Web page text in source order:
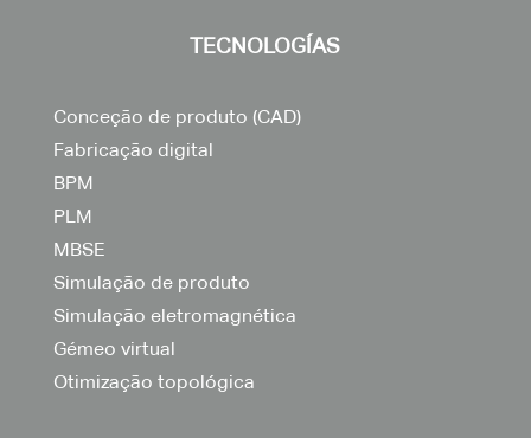
TECNOLOGÍAS
Conceção de produto (CAD)
Fabricação digital
BPM
PLM
MBSE
Simulação de produto
Simulação eletromagnética
Gémeo virtual
Otimização topológica